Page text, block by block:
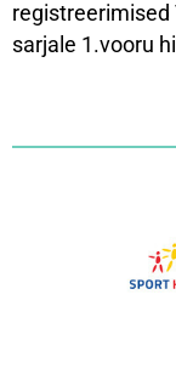
registreerimised
sarjale 1.vooru